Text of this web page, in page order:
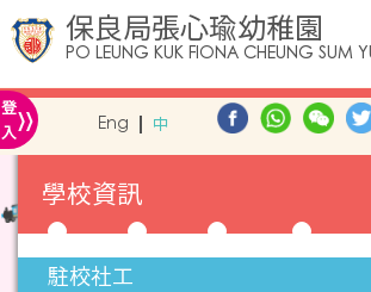
保良局張心瑜幼稚園
PO LEUNG KUK FIONA CHEUNG SUM
登
入» Eng 中
學校資訊
駐校社工